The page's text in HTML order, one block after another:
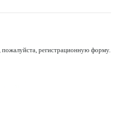
пожалуйста, регистрационную форму.